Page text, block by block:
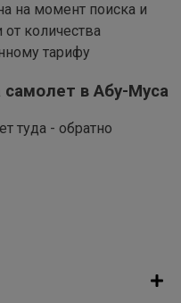
на момент поиска и
количества
тарифу
самолет в Абу-Муса
туда - обратно